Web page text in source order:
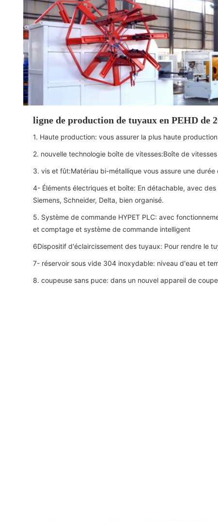
ligne de production de tuyaux en PEHD de
1. Haute production: vous assurer la plus haute
2. nouvelle technologie boîte de vitesses:Boîte de
3. vis et fût:Matériau bi-métallique vous assure une
4- Éléments électriques et boîte: En détachable, avec
Siemens, Schneider, Delta, bien organisé.
5. Système de commande HYPET PLC: avec
et comptage et système de commande intelligent
6Dispositif d'éclaircissement des tuyaux: Pour rendre le
7- réservoir sous vide 304 inoxydable: niveau d'eau et
8. coupeuse sans puce: dans un nouvel appareil de